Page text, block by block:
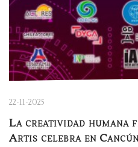
22-11-2025
La creatividad
Artis celebra en